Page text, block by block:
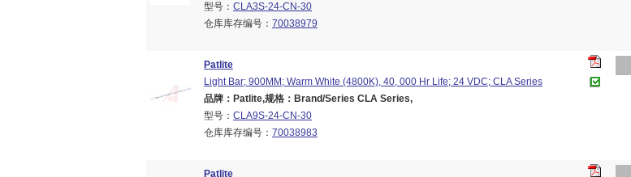
型号： CLA3S-24-CN-30
仓库库存编号： 70038979
Patlite
Light Bar; 900MM; Warm White (4800K), 40, 000 Hr Life; 24 VDC; CLA Series
品牌：Patlite,规格：Brand/Series CLA Series,
型号： CLA9S-24-CN-30
仓库库存编号： 70038983
Patlite